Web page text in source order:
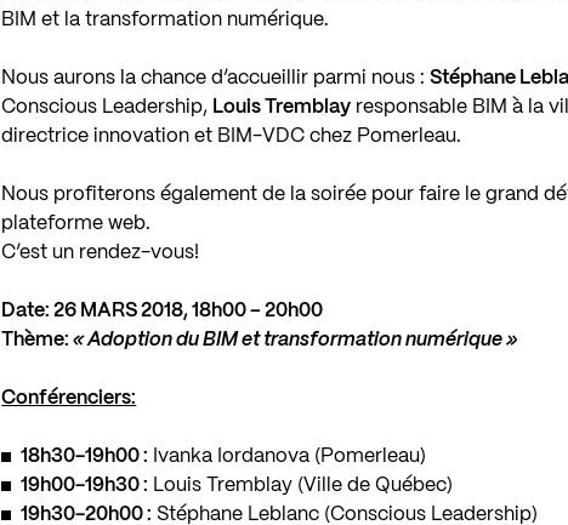
BIM et la transformation numérique.
Nous aurons la chance d’accueillir parmi nous :Stéphane
Conscious Leadership, Louis Tremblay responsable BIM à la
directrice innovation et BIM-VDC chez Pomerleau.
Nous profiterons également de la soirée pour faire le grand
plateforme web.
C’est un rendez-vous!
Date: 26 MARS 2018, 18h00 – 20h00
Thème:« Adoption du BIM et transformation numérique »
Conférenciers:
18h30-19h00 : Ivanka Iordanova (Pomerleau)
19h00-19h30 : Louis Tremblay (Ville de Québec)
19h30-20h00 : Stéphane Leblanc (Conscious Leadership)